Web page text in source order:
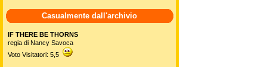
Casualmente dall'archivio
IF THERE BE THORNS
regia di Nancy Savoca
Voto Visitatori: 5,5